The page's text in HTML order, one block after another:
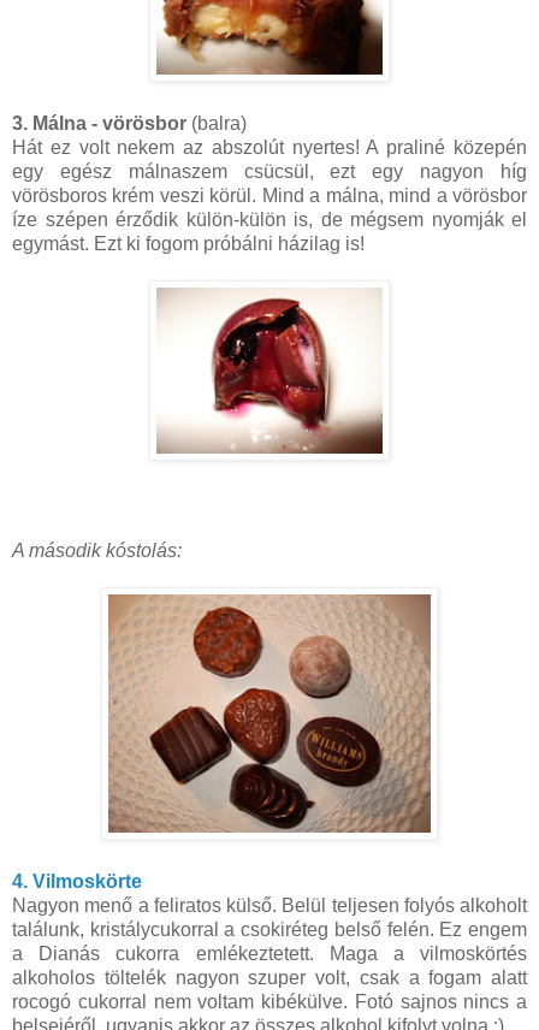
3. Málna - vörösbor (balra)
Hát ez volt nekem az abszolút nyertes! A praliné közepén
egy egész málnaszem csücsül, ezt egy nagyon híg
vörösboros krém veszi körül. Mind a málna, mind a vörösbor
íze szépen érződik külön-külön is, de mégsem nyomják el
egymást. Ezt ki fogom próbálni házilag is!
A második kóstolás:
4. Vilmoskörte
Nagyon menő a feliratos külső. Belül teljesen folyós alkoholt
találunk, kristálycukorral a csokiréteg belső felén. Ez engem
a Dianás cukorra emlékeztetett. Maga a vilmoskörtés
alkoholos töltelék nagyon szuper volt, csak a fogam alatt
rocogó cukorral nem voltam kibékülve. Fotó sajnos nincs a